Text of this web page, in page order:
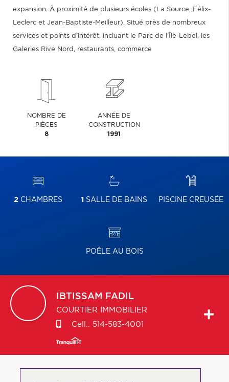
expansion. À proximité de plusieurs écoles (La Source, Félix-
Leclerc et Jean-Baptiste-Meilleur). Situé près de nombreux
services et points d'intérêt, incluant le Parc de l'Île-Lebel, les
Galeries Rive Nord, restaurants, commerce
NOMBRE DE
PIÈCES
8
ANNÉE DE
CONSTRUCTION
1991
2 CHAMBRES 1 SALLE DE BAINS PISCINE CREUSÉE
POÊLE AU BOIS
IBTISSAM FADIL
COURTIER IMMOBILIER
Cell.: 514-583-4001